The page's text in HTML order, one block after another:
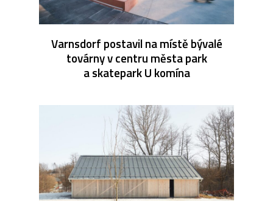
Varnsdorf postavil na místě bývalé
továrny v centru města park
a skatepark U komína